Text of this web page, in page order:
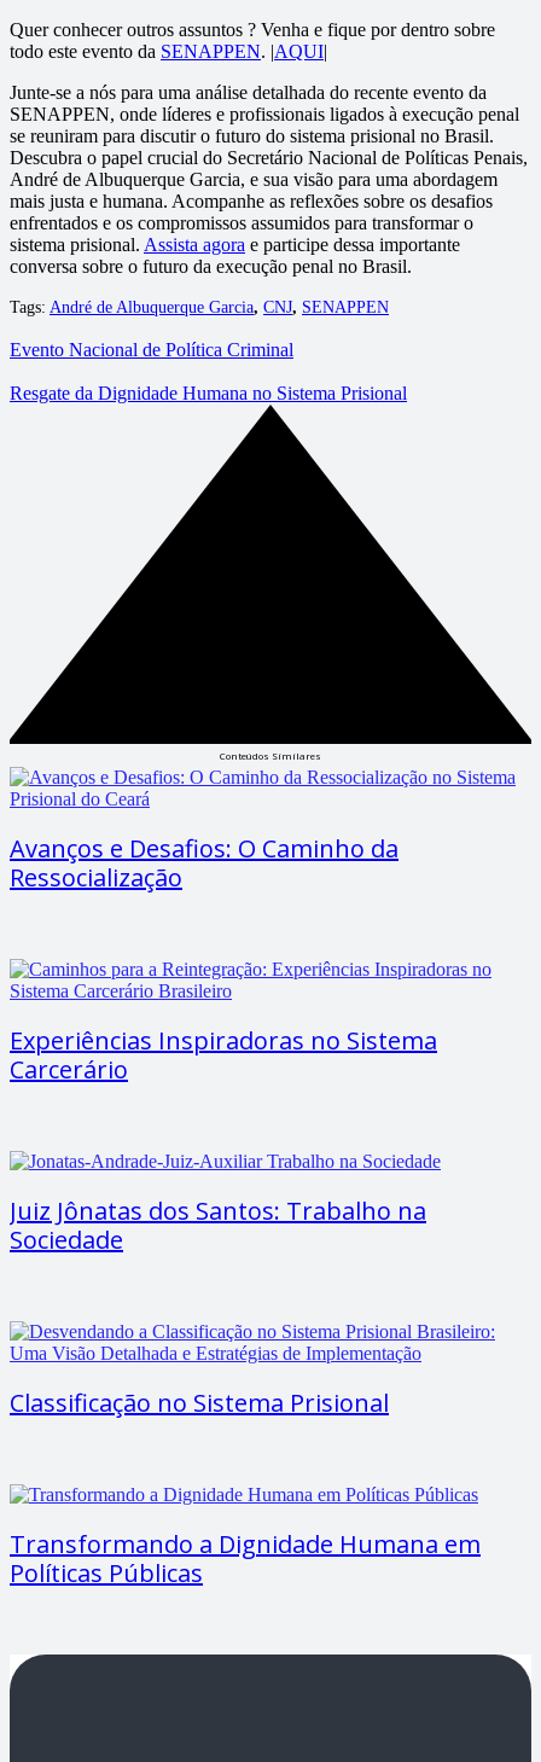
Quer conhecer outros assuntos ? Venha e fique por dentro sobre
todo este evento da SENAPPEN. |AQUI|
Junte-se a nós para uma análise detalhada do recente evento da
SENAPPEN, onde líderes e profissionais ligados à execução penal
se reuniram para discutir o futuro do sistema prisional no Brasil.
Descubra o papel crucial do Secretário Nacional de Políticas Penais,
André de Albuquerque Garcia, e sua visão para uma abordagem
mais justa e humana. Acompanhe as reflexões sobre os desafios
enfrentados e os compromissos assumidos para transformar o
sistema prisional. Assista agora e participe dessa importante
conversa sobre o futuro da execução penal no Brasil.
Tags: André de Albuquerque Garcia, CNJ, SENAPPEN
Evento Nacional de Política Criminal
Resgate da Dignidade Humana no Sistema Prisional
Conteúdos Similares
Avanços e Desafios: O Caminho da
Ressocialização
Experiências Inspiradoras no Sistema
Carcerário
Juiz Jônatas dos Santos: Trabalho na
Sociedade
Classificação no Sistema Prisional
Transformando a Dignidade Humana em
Políticas Públicas